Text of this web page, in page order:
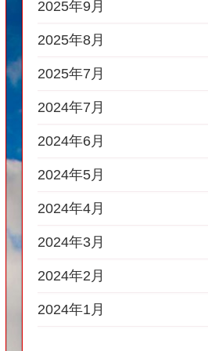
2025年9月
2025年8月
2025年7月
2024年7月
2024年6月
2024年5月
2024年4月
2024年3月
2024年2月
2024年1月